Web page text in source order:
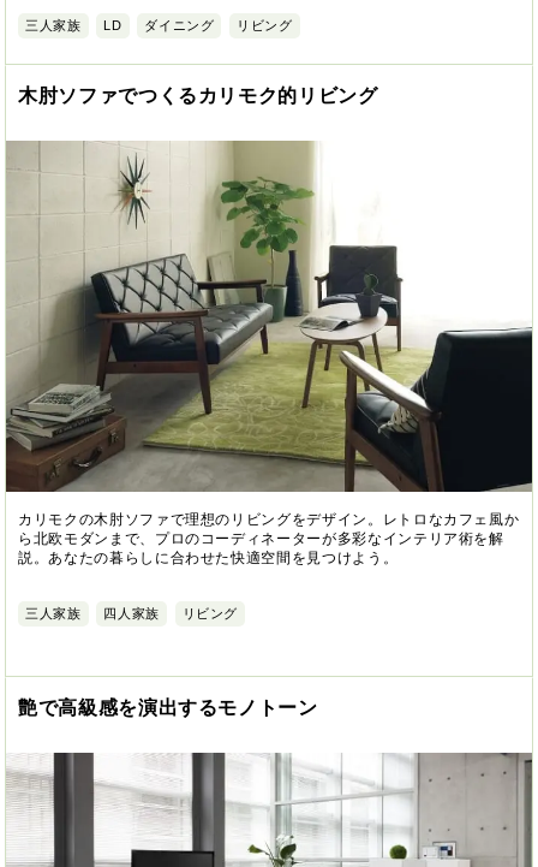
三人家族 LD ダイニング リビング
木肘ソファでつくるカリモク的リビング
カリモクの木肘ソファで理想のリビングをデザイン。レトロなカフェ風か
ら北欧モダンまで、プロのコーディネーターが多彩なインテリア術を解
説。あなたの暮らしに合わせた快適空間を見つけよう。
三人家族 四人家族 リビング
艶で高級感を演出するモノトーン